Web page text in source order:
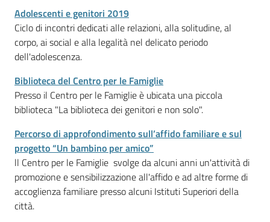
Adolescenti e genitori 2019
Ciclo di incontri dedicati alle relazioni, alla solitudine, al
corpo, ai social e alla legalità nel delicato periodo
dell'adolescenza.
Biblioteca del Centro per le Famiglie
Presso il Centro per le Famiglie è ubicata una piccola
biblioteca "La biblioteca dei genitori e non solo".
Percorso di approfondimento sull’affido familiare e sul
progetto “Un bambino per amico”
ll Centro per le Famiglie svolge da alcuni anni un'attività di
promozione e sensibilizzazione all'affido e ad altre forme di
accoglienza familiare presso alcuni Istituti Superiori della
città.